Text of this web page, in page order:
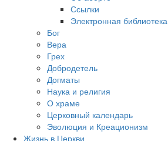
Ссылки
Электронная библиотека
Бог
Вера
Грех
Добродетель
Догматы
Наука и религия
О храме
Церковный календарь
Эволюция и Креационизм
Жизнь в Церкви